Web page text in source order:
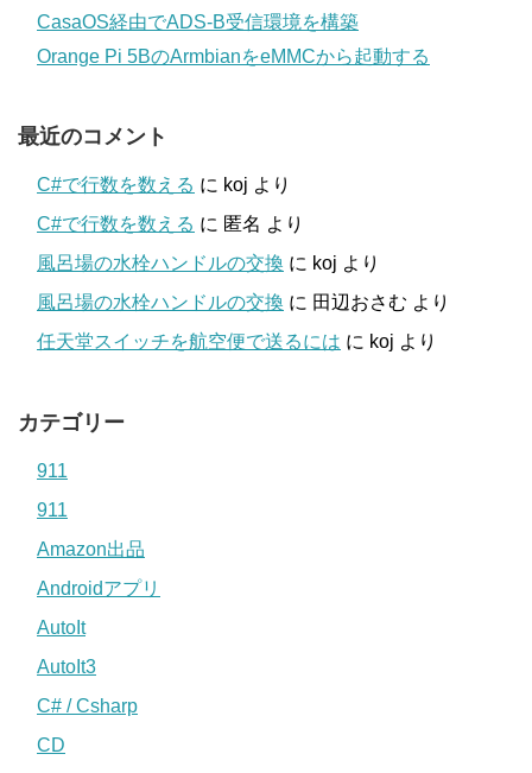
CasaOS経由でADS-B受信環境を構築
Orange Pi 5BのArmbianをeMMCから起動する
最近のコメント
C#で行数を数える に koj より
C#で行数を数える に 匿名 より
風呂場の水栓ハンドルの交換 に koj より
風呂場の水栓ハンドルの交換 に 田辺おさむ より
任天堂スイッチを航空便で送るには に koj より
カテゴリー
911
911
Amazon出品
Androidアプリ
AutoIt
AutoIt3
C# / Csharp
CD